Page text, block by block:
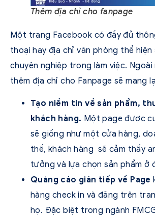
Thêm địa chỉ cho fanpage
Một trang Facebook có đầy đủ
thoại hay địa chỉ văn phòng thể hiện
chuyên nghiệp trong làm việc. Ngoài
thêm địa chỉ cho Fanpage sẽ mang
Tạo niềm tin về sản phẩm,
khách hàng. Một page được
sẽ giống như một cửa hàng,
thế, khách hàng sẽ cảm thấy
tưởng và lựa chọn sản phẩm ở
Quảng cáo gián tiếp về Page
hàng check in và đăng trên
họ. Đặc biệt trong ngành